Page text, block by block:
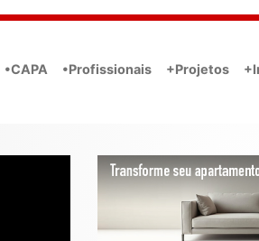
•CAPA •Profissionais +Projetos